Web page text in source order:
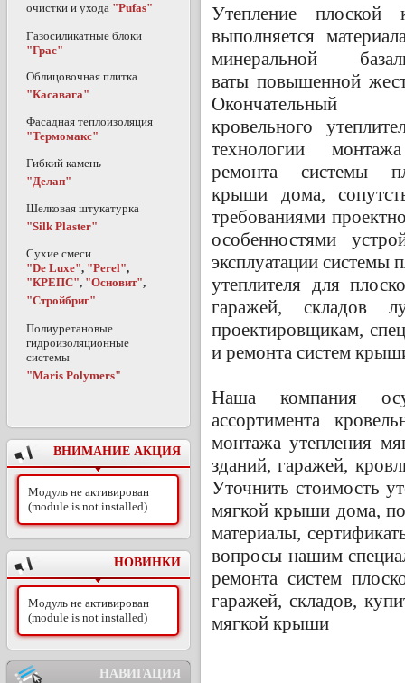
очистки и ухода "Pufas"
Газосиликатные блоки
"Грас"
Облицовочная плитка
"Касавага"
Фасадная теплоизоляция
"Термомакс"
Гибкий камень
"Делап"
Шелковая штукатурка
"Silk Plaster"
Сухие смеси
"De Luxe", "Perel",
"КРЕПС", "Основит",
"Стройбриг"
Полиуретановые
гидроизоляционные
системы
"Maris Polymers"
ВНИМАНИЕ АКЦИЯ
Модуль не активирован
(module is not installed)
НОВИНКИ
Модуль не активирован
(module is not installed)
НАВИГАЦИЯ
Утепление плоской
выполняется
минеральной
ваты повышенной
Окончательный
кровельного
технологии
ремонта системы
крыши дома,
требованиями
особенностями
эксплуатации системы
утеплителя для
гаражей, складов
проектировщикам,
и ремонта систем
Наша компания
ассортимента
монтажа утепления
зданий, гаражей,
Уточнить стоимость
мягкой крыши дома,
материалы,
вопросы нашим
ремонта систем
гаражей, складов,
мягкой крыши